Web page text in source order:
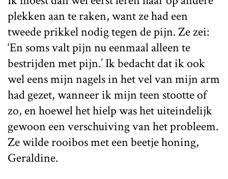
plekken aan te raken, want ze had een
tweede prikkel nodig tegen de pijn. Ze zei:
‘En soms valt pijn nu eenmaal alleen te
bestrijden met pijn.’ Ik bedacht dat ik ook
wel eens mijn nagels in het vel van mijn arm
had gezet, wanneer ik mijn teen stootte of
zo, en hoewel het hielp was het uiteindelijk
gewoon een verschuiving van het probleem.
Ze wilde rooibos met een beetje honing,
Geraldine.